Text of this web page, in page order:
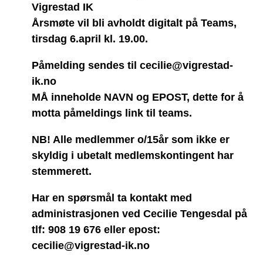
Vigrestad IK
Årsmøte vil bli avholdt digitalt på Teams,
tirsdag 6.april kl. 19.00.
Påmelding sendes til cecilie@vigrestad-
ik.no
MÅ inneholde NAVN og EPOST, dette for å
motta påmeldings link til teams.
NB! Alle medlemmer o/15år som ikke er
skyldig i ubetalt medlemskontingent har
stemmerett.
Har en spørsmål ta kontakt med
administrasjonen ved Cecilie Tengesdal på
tlf: 908 19 676 eller epost:
cecilie@vigrestad-ik.no